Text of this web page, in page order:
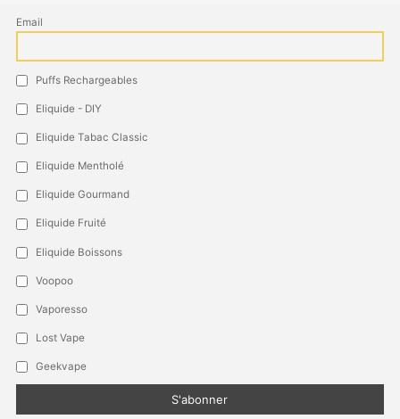
Email
Puffs Rechargeables
Eliquide - DIY
Eliquide Tabac Classic
Eliquide Mentholé
Eliquide Gourmand
Eliquide Fruité
Eliquide Boissons
Voopoo
Vaporesso
Lost Vape
Geekvape